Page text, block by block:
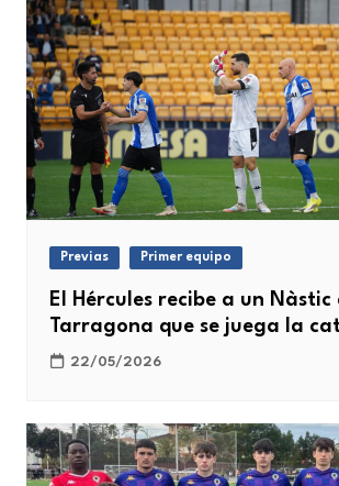
Previas Primer equipo
El Hércules recibe a un Nàstic
Tarragona que se juega la
22/05/2026